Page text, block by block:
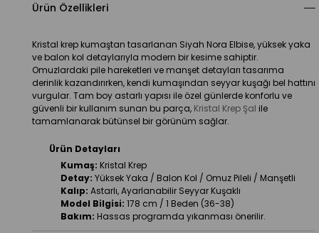
Ürün Özellikleri
Kristal krep kumaştan tasarlanan Siyah Nora Elbise, yüksek yaka
ve balon kol detaylarıyla modern bir kesime sahiptir.
Omuzlardaki pile hareketleri ve manşet detayları tasarıma
derinlik kazandırırken, kendi kumaşından seyyar kuşağı bel hattını
vurgular. Tam boy astarlı yapısı ile özel günlerde konforlu ve
güvenli bir kullanım sunan bu parça, Kristal Krep Şal ile
tamamlanarak bütünsel bir görünüm sağlar.
Ürün Detayları
Kumaş: Kristal Krep
Detay: Yüksek Yaka / Balon Kol / Omuz Pileli / Manşetli
Kalıp: Astarlı, Ayarlanabilir Seyyar Kuşaklı
Model Bilgisi: 178 cm / 1 Beden (36-38)
Bakım: Hassas programda yıkanması önerilir.